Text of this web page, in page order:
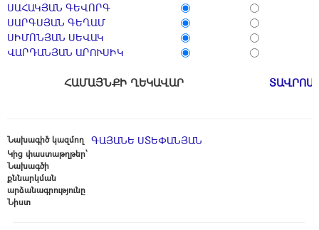
ՍԱՀԱԿՅԱՆ ԳԵՎՈՐԳ
ՍԱՐԳՍՅԱՆ ԳԵՂԱՄ
ՍԻՄՈՆՅԱՆ ՍԵՎԱԿ
ՎԱՐԴԱՆՅԱՆ ԱՐՈՒՍԻԿ
ՀԱՄԱՅՆՔԻ ՂԵԿԱՎԱՐ ՏԱՎՐՈՍ
Նախագիծ կազմող ԳԱՅԱՆԵ ՍՏԵՓԱՆՅԱՆ
Կից փաստաթղթեր՝
Նախագծի
քննարկման
արձանագրությունը
Նիստ